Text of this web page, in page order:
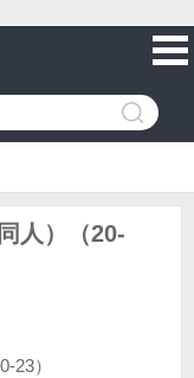
人）（20-
23）